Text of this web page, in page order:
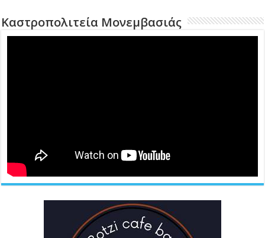
Καστροπολιτεία Μονεμβασιάς